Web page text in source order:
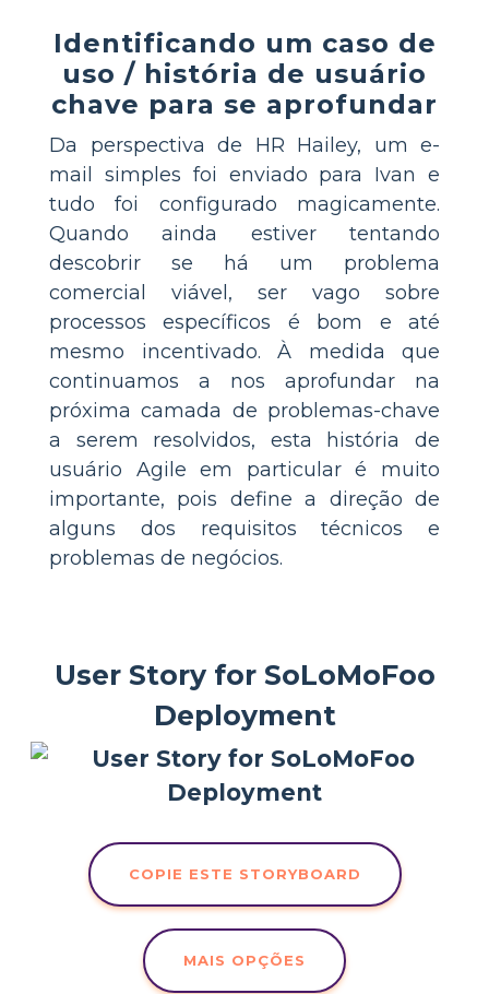
Identificando um caso de
uso / história de usuário
chave para se aprofundar
Da perspectiva de HR Hailey, um e-
mail simples foi enviado para Ivan e
tudo foi configurado magicamente.
Quando ainda estiver tentando
descobrir se há um problema
comercial viável, ser vago sobre
processos específicos é bom e até
mesmo incentivado. À medida que
continuamos a nos aprofundar na
próxima camada de problemas-chave
a serem resolvidos, esta história de
usuário Agile em particular é muito
importante, pois define a direção de
alguns dos requisitos técnicos e
problemas de negócios.
User Story for SoLoMoFoo
Deployment
COPIE ESTE STORYBOARD
MAIS OPÇÕES